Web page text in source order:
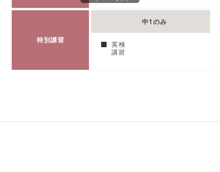
特別講習
中1のみ
英検
講習